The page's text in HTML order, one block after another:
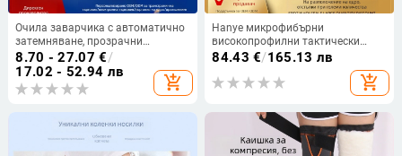
Очила заварчика с автоматично
затемняване, прозрачни
защитни очила за TIG
заваряване
8.70 - 27.07 €/
17.02 - 52.94 лв
add_shopping_cart
Hanye микрофибърни
високопрофилни тактически
ботуши за възрастни, унисекс,
пустинни тактически обувки за
туризъм
84.43 €/165.13 лв
add_shopping_cart